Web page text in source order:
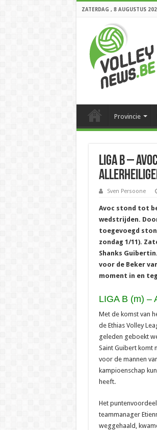
ZATERDAG , 8 AUGUSTUS
Provincie
Liga B –
Sven Persoone
Avoc stond tot
wedstrijden.
toegevoegd
zondag 1/11).
Shanks
voor de Beker
moment in en
LIGA B (m) –
Met de komst van
de Ethias Volley
geleden geboekt
Saint Guibert komt
voor de mannen
kampioenschap
heeft.
Het
teammanager
weggehaald,